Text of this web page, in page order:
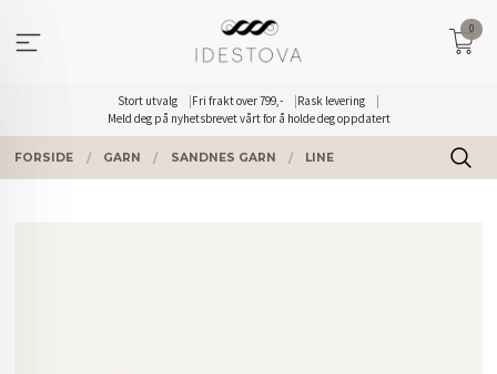
innholdet
Stort utvalg Fri frakt over 799,-
Rask levering
Meld deg på nyhetsbrevet vårt for å holde deg oppdatert
0
FORSIDE GARN SANDNES GARN LINE